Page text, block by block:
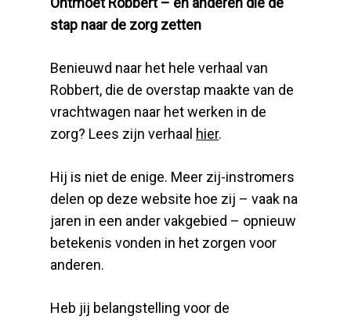
stap naar de zorg zetten
Benieuwd naar het hele verhaal van
Robbert, die de overstap maakte van de
vrachtwagen naar het werken in de
zorg? Lees zijn verhaal hier.
Hij is niet de enige. Meer zij-instromers
delen op deze website hoe zij – vaak na
jaren in een ander vakgebied – opnieuw
betekenis vonden in het zorgen voor
anderen.
Heb jij belangstelling voor de